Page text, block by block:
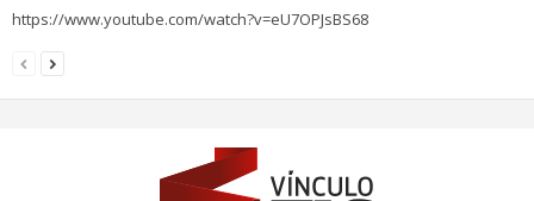
https://www.youtube.com/watch?v=eU7OPJsBS68